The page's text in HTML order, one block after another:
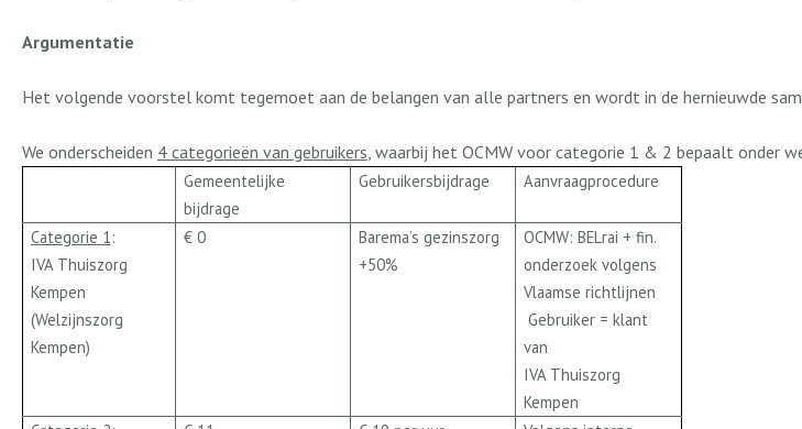
Argumentatie
Het volgende voorstel komt tegemoet aan de belangen van alle partners en wordt in de hernieuwde
We onderscheiden 4 categorieën van gebruikers, waarbij het OCMW voor categorie 1 & 2 bepaalt onder
Gemeentelijke
bijdrage
Gebruikersbijdrage Aanvraagprocedure
Categorie 1:
IVA Thuiszorg
Kempen
(Welzijnszorg
Kempen)
€ 0
Barema’s gezinszorg
+50%
OCMW: BELrai + fin.
onderzoek volgens
Vlaamse richtlijnen
Gebruiker = klant
van
IVA Thuiszorg
Kempen